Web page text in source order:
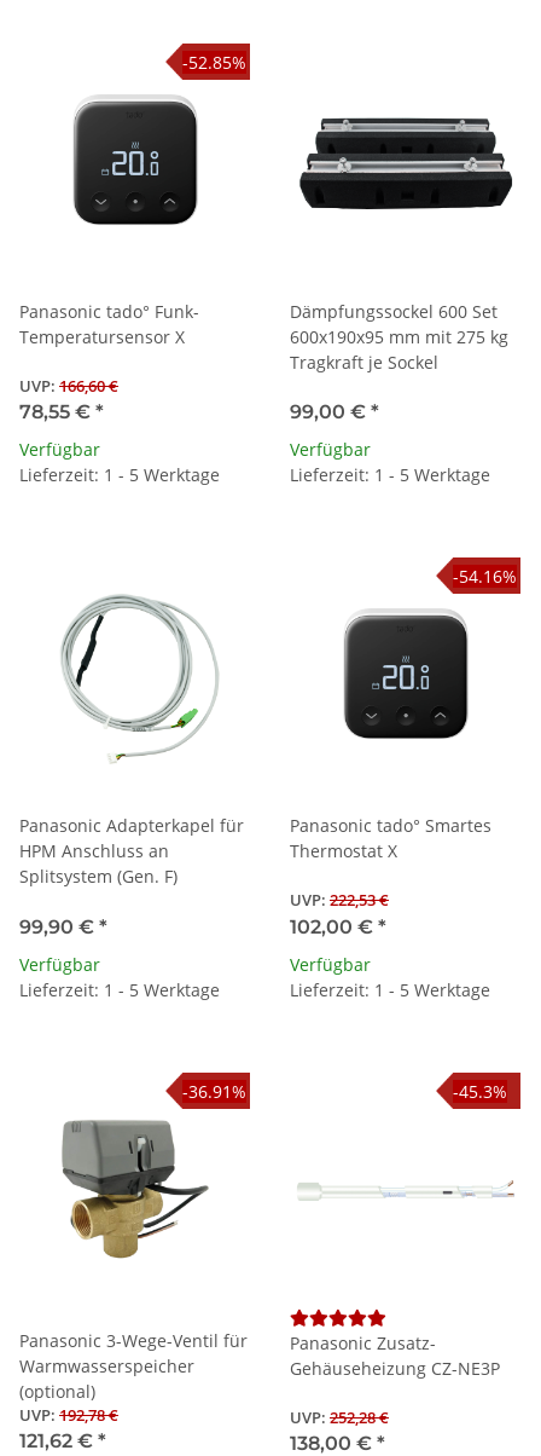
-52.85%
Panasonic tado° Funk-
Temperatursensor X
UVP: 166,60 €
78,55 € *
Verfügbar
Lieferzeit: 1 - 5 Werktage
Dämpfungssockel 600 Set
600x190x95 mm mit 275 kg
Tragkraft je Sockel
99,00 € *
Verfügbar
Lieferzeit: 1 - 5 Werktage
Panasonic Adapterkapel für
HPM Anschluss an
Splitsystem (Gen. F)
99,90 € *
Verfügbar
Lieferzeit: 1 - 5 Werktage
-54.16%
Panasonic tado° Smartes
Thermostat X
UVP: 222,53 €
102,00 € *
Verfügbar
Lieferzeit: 1 - 5 Werktage
-36.91%
Panasonic 3-Wege-Ventil für
Warmwasserspeicher
(optional)
UVP: 192,78 €
121,62 € *
-45.3%
Panasonic Zusatz-
Gehäuseheizung CZ-NE3P
UVP: 252,28 €
138,00 € *